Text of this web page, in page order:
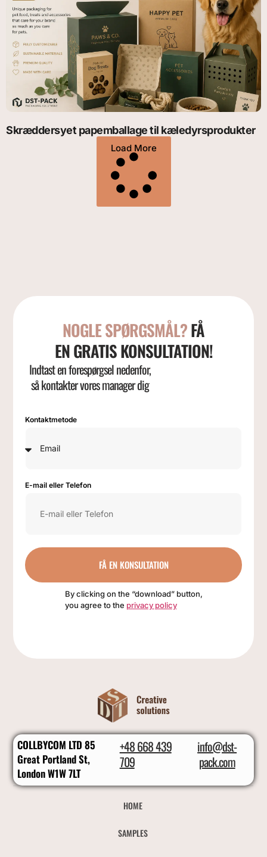
Skræddersyet papemballage til kæledyrsprodukter
Load More
NOGLE SPØRGSMÅL?FÅ
EN GRATIS KONSULTATION!
Indtast en forespørgsel nedenfor,
så kontakter vores manager dig
Kontaktmetode
E-mail eller Telefon
FÅ EN KONSULTATION
By clicking on the “download” button,
you agree to the privacy policy
COLLBYCOM LTD 85
Great Portland St,
London W1W 7LT
+48 668 439
709
info@dst-
pack.com
HOME
SAMPLES